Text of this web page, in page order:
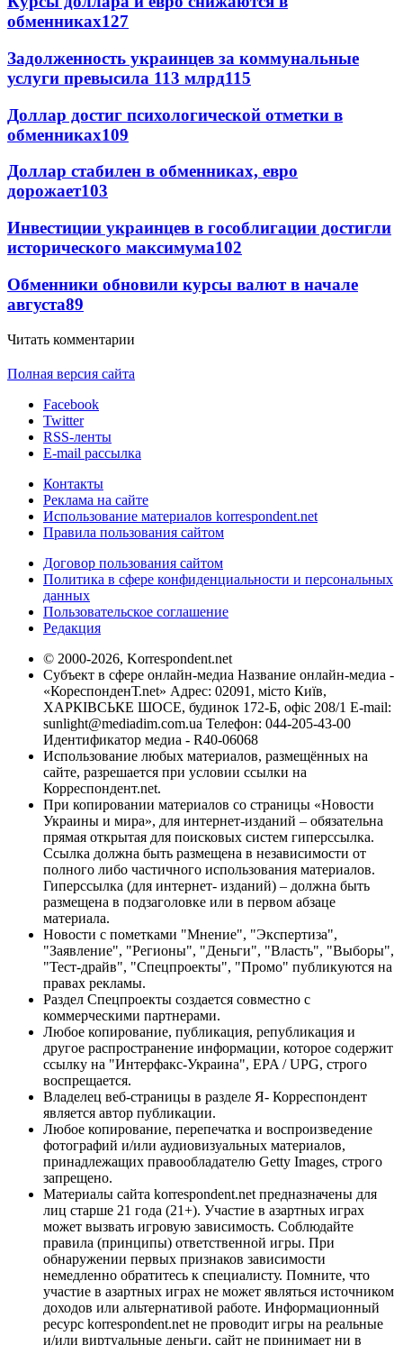
обменниках127
Задолженность украинцев за коммунальные
услуги превысила 113 млрд115
Доллар достиг психологической отметки в
обменниках109
Доллар стабилен в обменниках, евро
дорожает103
Инвестиции украинцев в гособлигации достигли
исторического максимума102
Обменники обновили курсы валют в начале
августа89
Читать комментарии
Полная версия сайта
Facebook
Twitter
RSS-ленты
E-mail рассылка
Контакты
Реклама на сайте
Использование материалов korrespondent.net
Правила пользования сайтом
Договор пользования сайтом
Политика в сфере конфиденциальности и персональных
данных
Пользовательское соглашение
Редакция
© 2000-2026, Korrespondent.net
Субъект в сфере онлайн-медиа Название онлайн-медиа -
«КореспонденТ.net» Адрес: 02091, місто Київ,
ХАРКІВСЬКЕ ШОСЕ, будинок 172-Б, офіс 208/1 E-mail:
sunlight@mediadim.com.ua Телефон: 044-205-43-00
Идентификатор медиа - R40-06068
Использование любых материалов, размещённых на
сайте, разрешается при условии ссылки на
Корреспондент.net.
При копировании материалов со страницы «Новости
Украины и мира», для интернет-изданий – обязательна
прямая открытая для поисковых систем гиперссылка.
Ссылка должна быть размещена в независимости от
полного либо частичного использования материалов.
Гиперссылка (для интернет- изданий) – должна быть
размещена в подзаголовке или в первом абзаце
материала.
Новости с пометками "Мнение", "Экспертиза",
"Заявление", "Регионы", "Деньги", "Власть", "Выборы",
"Тест-драйв", "Спецпроекты", "Промо" публикуются на
правах рекламы.
Раздел Спецпроекты создается совместно с
коммерческими партнерами.
Любое копирование, публикация, републикация и
другое распространение информации, которое содержит
ссылку на "Интерфакс-Украина", EPA / UPG, строго
воспрещается.
Владелец веб-страницы в разделе Я- Корреспондент
является автор публикации.
Любое копирование, перепечатка и воспроизведение
фотографий и/или аудиовизуальных материалов,
принадлежащих правообладателю Getty Images, строго
запрещено.
Материалы сайта korrespondent.net предназначены для
лиц старше 21 года (21+). Участие в азартных играх
может вызвать игровую зависимость. Соблюдайте
правила (принципы) ответственной игры. При
обнаружении первых признаков зависимости
немедленно обратитесь к специалисту. Помните, что
участие в азартных играх не может являться источником
доходов или альтернативой работе. Информационный
ресурс korrespondent.net не проводит игры на реальные
и/или виртуальные деньги, сайт не принимает ни в